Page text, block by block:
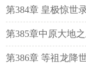
第384章 皇极惊世
第385章中原大地
个。
第386章 等祖龙降